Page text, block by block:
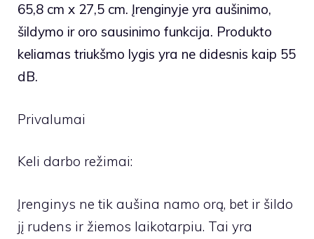
65,8 cm x 27,5 cm. Įrenginyje yra aušinimo,
šildymo ir oro sausinimo funkcija. Produkto
keliamas triukšmo lygis yra ne didesnis kaip 55
dB.
Privalumai
Keli darbo režimai:
Įrenginys ne tik aušina namo orą, bet ir šildo
jį rudens ir žiemos laikotarpiu. Tai yra